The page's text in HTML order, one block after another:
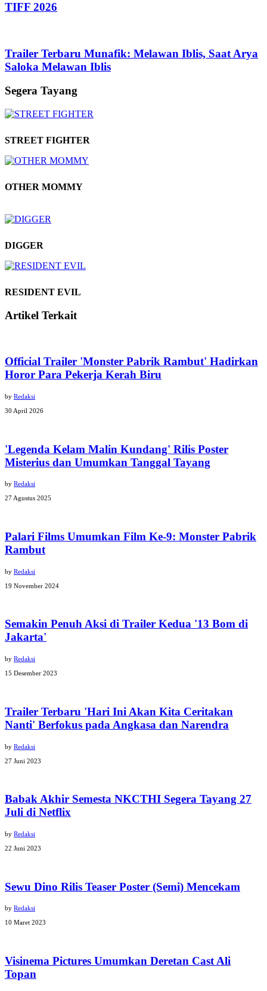
TIFF 2026
Trailer Terbaru Munafik: Melawan Iblis, Saat Arya
Saloka Melawan Iblis
Segera Tayang
STREET FIGHTER
OTHER MOMMY
DIGGER
RESIDENT EVIL
Artikel Terkait
Official Trailer 'Monster Pabrik Rambut' Hadirkan
Horor Para Pekerja Kerah Biru
by Redaksi
30 April 2026
'Legenda Kelam Malin Kundang' Rilis Poster
Misterius dan Umumkan Tanggal Tayang
by Redaksi
27 Agustus 2025
Palari Films Umumkan Film Ke-9: Monster Pabrik
Rambut
by Redaksi
19 November 2024
Semakin Penuh Aksi di Trailer Kedua '13 Bom di
Jakarta'
by Redaksi
15 Desember 2023
Trailer Terbaru 'Hari Ini Akan Kita Ceritakan
Nanti' Berfokus pada Angkasa dan Narendra
by Redaksi
27 Juni 2023
Babak Akhir Semesta NKCTHI Segera Tayang 27
Juli di Netflix
by Redaksi
22 Juni 2023
Sewu Dino Rilis Teaser Poster (Semi) Mencekam
by Redaksi
10 Maret 2023
Visinema Pictures Umumkan Deretan Cast Ali
Topan